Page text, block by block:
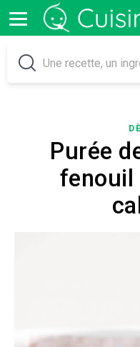
Purée
fenouil